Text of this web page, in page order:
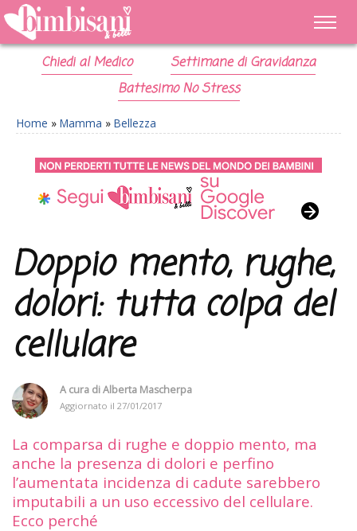
Chiedi al Medico
Settimane di Gravidanza
Battesimo No Stress
Home » Mamma » Bellezza
Doppio mento, rughe,
dolori: tutta colpa del
cellulare
A cura diAlberta Mascherpa
Aggiornato il 27/01/2017
La comparsa di rughe e doppio mento, ma
anche la presenza di dolori e perfino
l’aumentata incidenza di cadute sarebbero
imputabili a un uso eccessivo del cellulare.
Ecco perché